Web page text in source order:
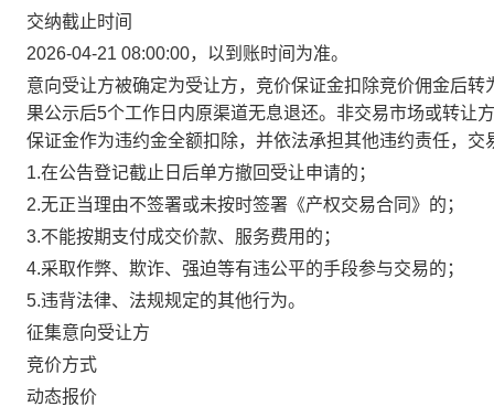
交纳截止时间
2026-04-21 08:00:00，以到账时间为准。
意向受让方被确定为受让方，竞价保证金扣除竞价佣金后
果公示后5个工作日内原渠道无息退还。非交易市场或转让
保证金作为违约金全额扣除，并依法承担其他违约责任，
1.在公告登记截止日后单方撤回受让申请的；
2.无正当理由不签署或未按时签署《产权交易合同》的；
3.不能按期支付成交价款、服务费用的；
4.采取作弊、欺诈、强迫等有违公平的手段参与交易的；
5.违背法律、法规规定的其他行为。
征集意向受让方
竞价方式
动态报价